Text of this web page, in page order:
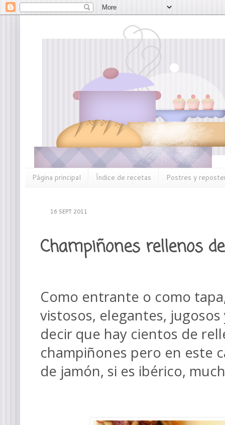
Página principal Índice de recetas Postres y
16 SEPT 2011
Champiñones rellenos
Como entrante o como
vistosos, elegantes,
decir que hay cientos de
champiñones pero en este
de jamón, si es ibérico,